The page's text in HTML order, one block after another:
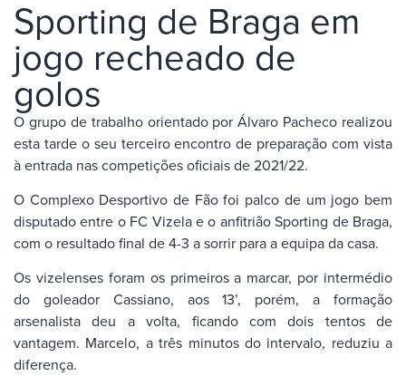
Sporting de Braga em
jogo recheado de
golos
O grupo de trabalho orientado por Álvaro Pacheco realizou
esta tarde o seu terceiro encontro de preparação com vista
à entrada nas competições oficiais de 2021/22.
O Complexo Desportivo de Fão foi palco de um jogo bem
disputado entre o FC Vizela e o anfitrião Sporting de Braga,
com o resultado final de 4-3 a sorrir para a equipa da casa.
Os vizelenses foram os primeiros a marcar, por intermédio
do goleador Cassiano, aos 13’, porém, a formação
arsenalista deu a volta, ficando com dois tentos de
vantagem. Marcelo, a três minutos do intervalo, reduziu a
diferença.